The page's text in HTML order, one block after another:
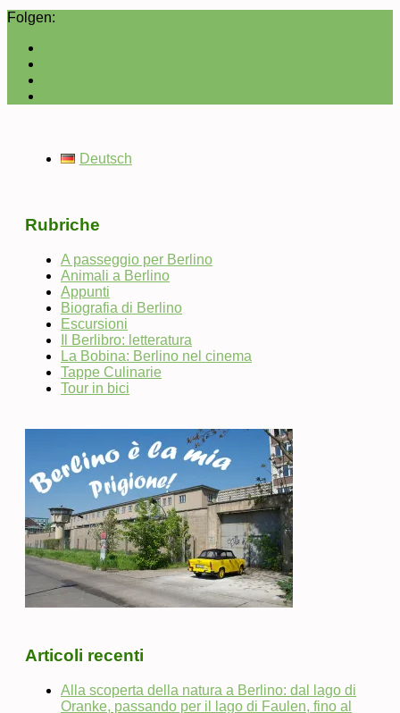
Folgen:
Deutsch
Rubriche
A passeggio per Berlino
Animali a Berlino
Appunti
Biografia di Berlino
Escursioni
Il Berlibro: letteratura
La Bobina: Berlino nel cinema
Tappe Culinarie
Tour in bici
Articoli recenti
Alla scoperta della natura a Berlino: dal lago di
Oranke, passando per il lago di Faulen, fino al